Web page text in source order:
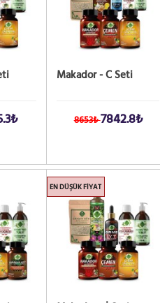
Makador - C Seti
8653₺7842.8₺
EN DÜŞÜK FIYAT